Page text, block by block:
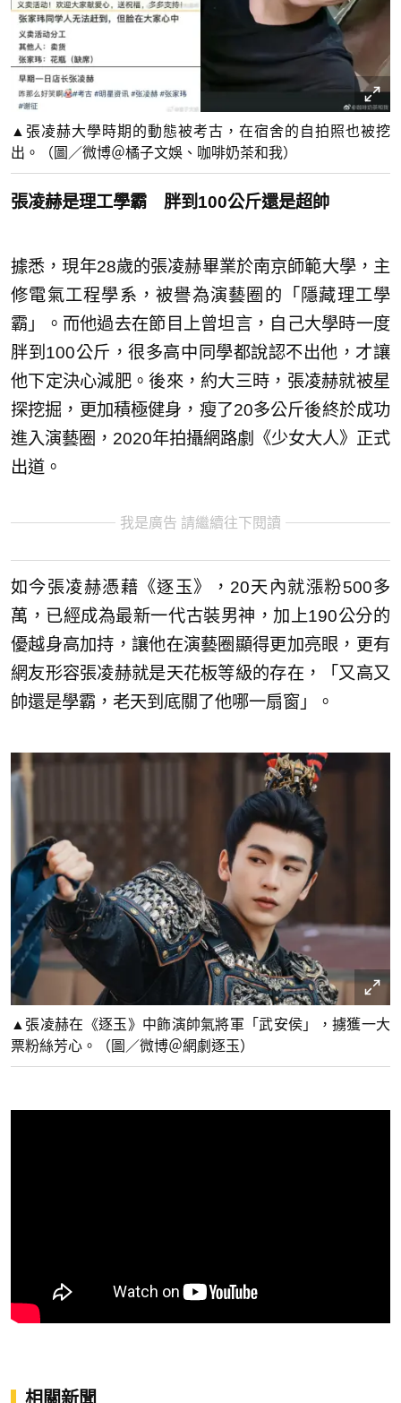
▲張凌赫大學時期的動態被考古，在宿舍的自拍照也被挖
出。（圖／微博＠橘子文娛、咖啡奶茶和我）
張凌赫是理工學霸 胖到100公斤還是超帥
據悉，現年28歲的張凌赫畢業於南京師範大學，主
修電氣工程學系，被譽為演藝圈的「隱藏理工學
霸」。而他過去在節目上曾坦言，自己大學時一度
胖到100公斤，很多高中同學都說認不出他，才讓
他下定決心減肥。後來，約大三時，張凌赫就被星
探挖掘，更加積極健身，瘦了20多公斤後終於成功
進入演藝圈，2020年拍攝網路劇《少女大人》正式
出道。
我是廣告 請繼續往下閱讀
如今張凌赫憑藉《逐玉》，20天內就漲粉500多
萬，已經成為最新一代古裝男神，加上190公分的
優越身高加持，讓他在演藝圈顯得更加亮眼，更有
網友形容張凌赫就是天花板等級的存在，「又高又
帥還是學霸，老天到底關了他哪一扇窗」。
▲張凌赫在《逐玉》中飾演帥氣將軍「武安侯」，擄獲一大
票粉絲芳心。（圖／微博＠網劇逐玉）
相關新聞